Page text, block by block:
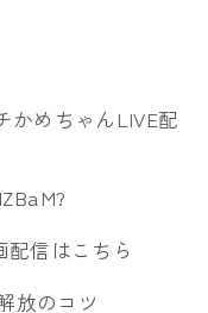
かめちゃんLIVE配
信はこちら
放のコツ